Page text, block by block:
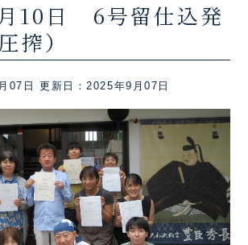
10日 6号留仕込発
搾）
07日 更新日：2025年9月07日